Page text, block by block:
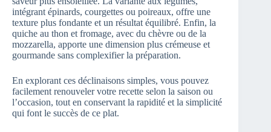
intégrant épinards, courgettes ou poireaux, offre une
texture plus fondante et un résultat équilibré. Enfin, la
quiche au thon et fromage, avec du chèvre ou de la
mozzarella, apporte une dimension plus crémeuse et
gourmande sans complexifier la préparation.
En explorant ces déclinaisons simples, vous pouvez
facilement renouveler votre recette selon la saison ou
l’occasion, tout en conservant la rapidité et la simplicité
qui font le succès de ce plat.